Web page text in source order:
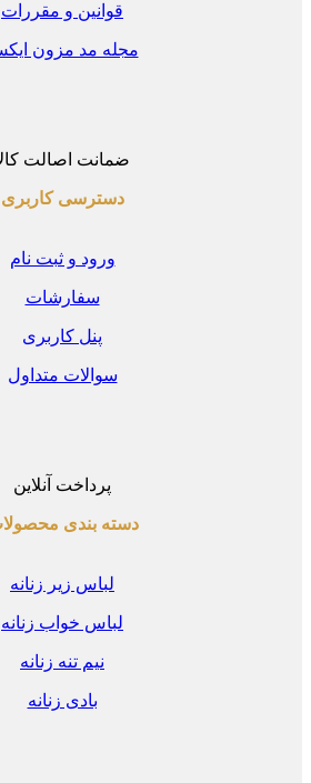
قوانین و مقررات
مجله مد مزون ایکس
ضمانت اصالت کالا
دسترسی کاربری
ورود و ثبت نام
سفارشات
پنل کاربری
سوالات متداول
پرداخت آنلاین
دسته بندی محصولات
لباس زیر زنانه
لباس خواب زنانه
نیم تنه زنانه
بادی زنانه